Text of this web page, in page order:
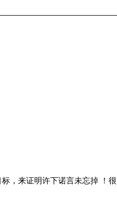
，来证明许下诺言未忘掉 ！